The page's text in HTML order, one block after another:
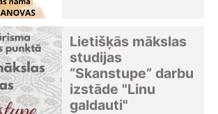
Lietišķās mākslas
studijas
“Skanstupe” darbu
izstāde "Linu
galdauti"